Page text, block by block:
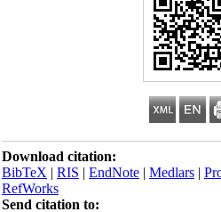
Download citation:
BibTeX|RIS|EndNote|Medlars|
RefWorks
Send citation to: